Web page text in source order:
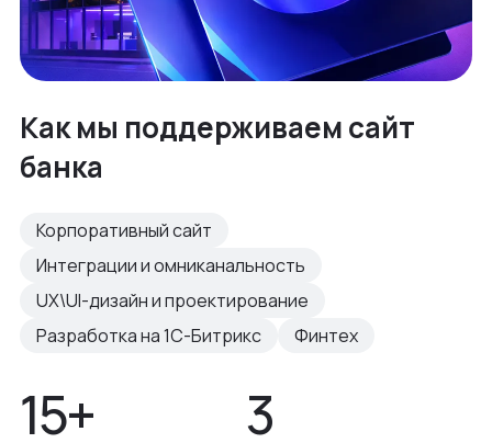
Как мы поддерживаем сайт
банка
Корпоративный сайт
Интеграции и омниканальность
UX\UI-дизайн и проектирование
Разработка на 1С-Битрикс
Финтех
15+ 3